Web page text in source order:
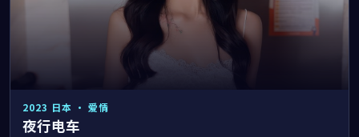
2023 日本 · 爱情
夜行电车